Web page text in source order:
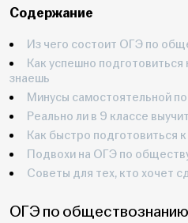
Содержание
Из чего состоит ОГЭ по
Как успешно подготовиться
знаешь
Минусы самостоятельной
Реально ли в 9 классе
Как быстро подготовиться
Подвохи на ОГЭ по
Советы для тех, кто хочет
ОГЭ по